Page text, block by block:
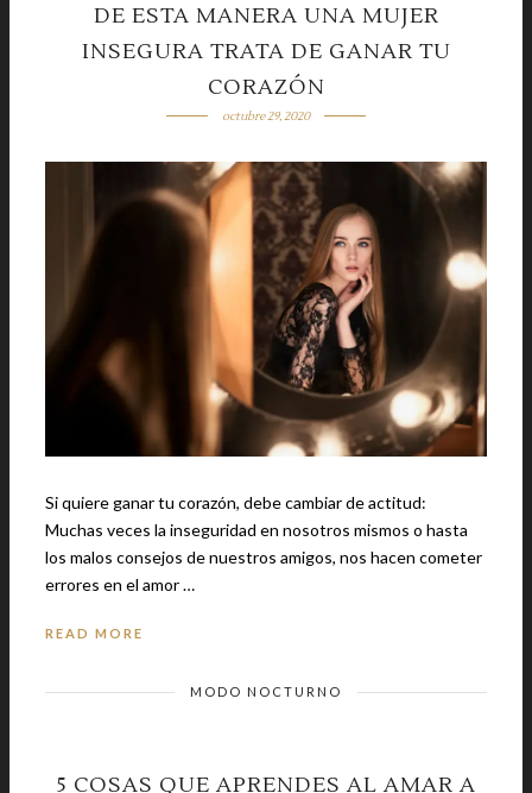
DE ESTA MANERA UNA MUJER
INSEGURA TRATA DE GANAR TU
CORAZÓN
octubre 29, 2020
Si quiere ganar tu corazón, debe cambiar de actitud:
Muchas veces la inseguridad en nosotros mismos o hasta
los malos consejos de nuestros amigos, nos hacen cometer
errores en el amor …
READ MORE
MODO NOCTURNO
5 COSAS QUE APRENDES AL AMAR A